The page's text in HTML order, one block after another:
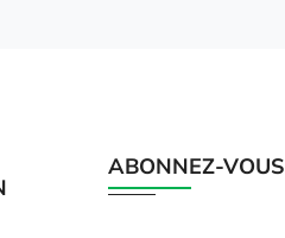
ABONNEZ-VOUS